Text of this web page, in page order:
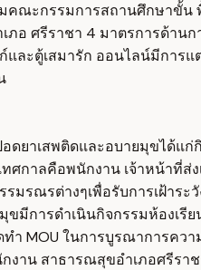
คณะกรรมการสถานศึกษาขั้
ศรีราชา 4 มาตรการด้านก
ละตู้เสมารัก ออนไลน์มีการ
อดยาเสพติดและอบายมุขได้
เทศกาลคือพนักงาน เจ้าหน้
รมรณรต่างๆเพื่อรับการเฝ้า
มีการดำเนินกิจกรรมห้องเ
ำ MOU ในการบูรณาการค
งาน สาธารณสุขอำเภอศรีรา